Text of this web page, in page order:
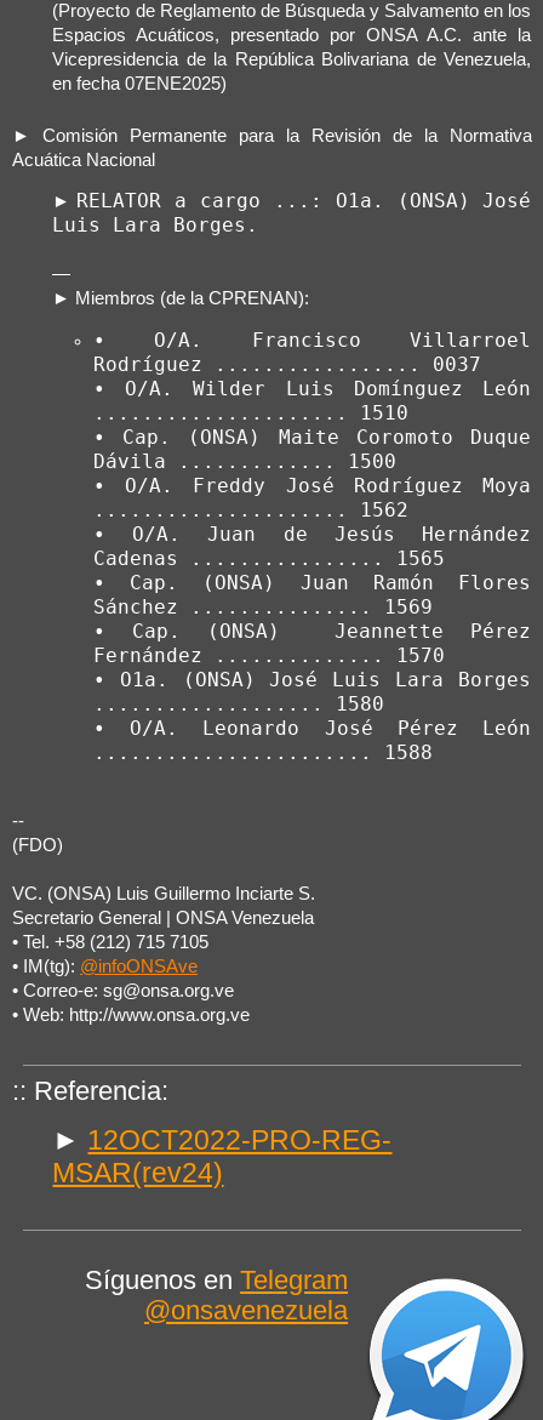
(Proyecto de Reglamento de Búsqueda y Salvamento en los
Espacios Acuáticos, presentado por ONSA A.C. ante la
Vicepresidencia de la República Bolivariana de Venezuela,
en fecha 07ENE2025)
► Comisión Permanente para la Revisión de la Normativa
Acuática Nacional
►
RELATOR a cargo ...: O1a. (ONSA) José
Luis Lara Borges.
—
► Miembros (de la CPRENAN):
• O/A. Francisco Villarroel
Rodríguez ................. 0037
• O/A. Wilder Luis Domínguez León
..................... 1510
• Cap. (ONSA) Maite Coromoto Duque
Dávila ............. 1500
• O/A. Freddy José Rodríguez Moya
..................... 1562
• O/A. Juan de Jesús Hernández
Cadenas ................ 1565
• Cap. (ONSA) Juan Ramón Flores
Sánchez ............... 1569
• Cap. (ONSA)  Jeannette Pérez
Fernández .............. 1570
• O1a. (ONSA) José Luis Lara Borges
................... 1580
• O/A. Leonardo José Pérez León
....................... 1588
--
(FDO)
VC. (ONSA) Luis Guillermo Inciarte S.
Secretario General | ONSA Venezuela
• Tel. +58 (212) 715 7105
• IM(tg): @infoONSAve
• Correo-e: sg@onsa.org.ve
• Web: http://www.onsa.org.ve
:: Referencia:
► 12OCT2022-PRO-REG-
MSAR(rev24)
Síguenos enTelegram
@onsavenezuela